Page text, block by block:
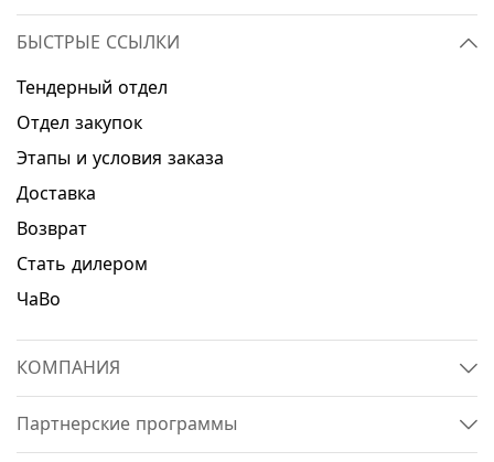
БЫСТРЫЕ ССЫЛКИ
Тендерный отдел
Отдел закупок
Этапы и условия заказа
Доставка
Возврат
Стать дилером
ЧаВо
КОМПАНИЯ
Партнерские программы